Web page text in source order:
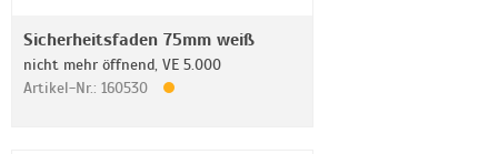
Sicherheitsfaden 75mm weiß
nicht mehr öffnend, VE 5.000
Artikel-Nr.: 160530